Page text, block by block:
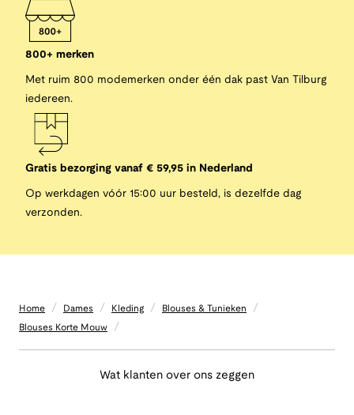
800+ merken
Met ruim 800 modemerken onder één dak past Van Tilburg
iedereen.
Gratis bezorging vanaf € 59,95 in Nederland
Op werkdagen vóór 15:00 uur besteld, is dezelfde dag
verzonden.
Home / Dames / Kleding / Blouses & Tunieken /
Blouses Korte Mouw /
Wat klanten over ons zeggen